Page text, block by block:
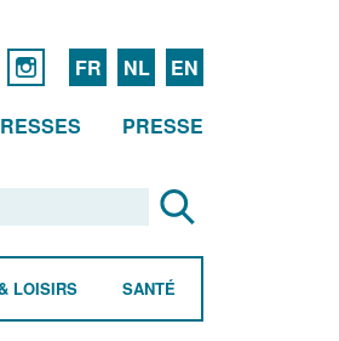
FR NL EN
PRESSE
LOISIRS SANTÉ